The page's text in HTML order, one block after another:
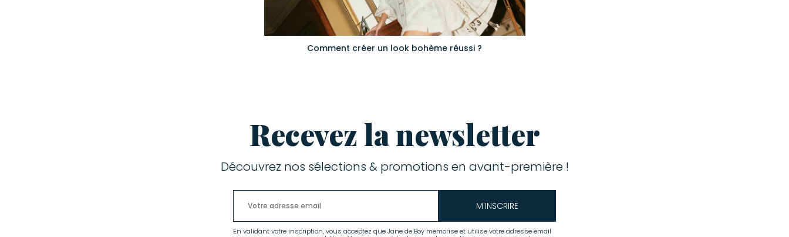
Comment créer un look bohème réussi ?
Recevez la newsletter
Découvrez nos sélections & promotions en avant-première !
M'INSCRIRE
En validant votre inscription, vous acceptez que Jane de Boy mémorise et utilise votre adresse email